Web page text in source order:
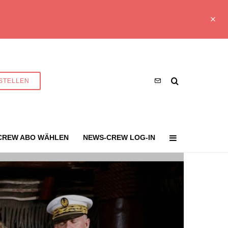
ABO WÄHLEN NEWS-CREW LOG-IN